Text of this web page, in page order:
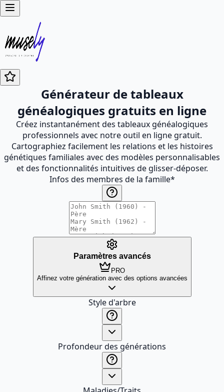
Générateur de tableaux
généalogiques gratuits en ligne
Créez instantanément des tableaux généalogiques
professionnels avec notre outil en ligne gratuit.
Cartographiez facilement les relations et les histoires
génétiques familiales avec des modèles personnalisables
et des fonctionnalités intuitives de glisser-déposer.
Infos des membres de la famille*
Paramètres avancés
PRO
Affinez votre génération avec des options avancées
Style d'arbre
Profondeur des générations